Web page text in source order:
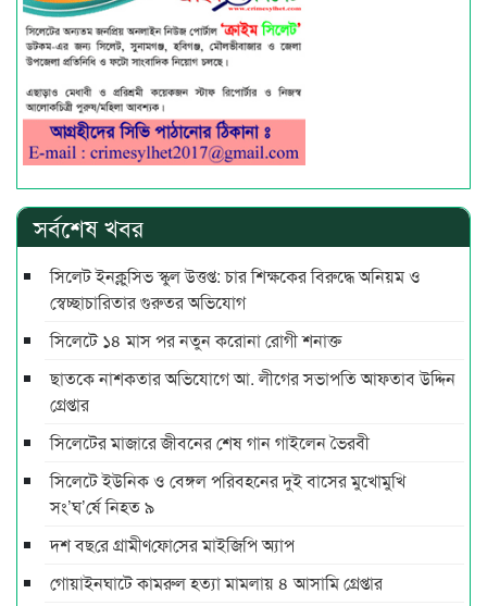
সর্বশেষ খবর
সিলেট ইনক্লুসিভ স্কুল উত্তপ্ত: চার শিক্ষকের বিরুদ্ধে অনিয়ম ও
স্বেচ্ছাচারিতার গুরুতর অভিযোগ
সিলেটে ১৪ মাস পর নতুন করোনা রোগী শনাক্ত
ছাতকে নাশকতার অভিযোগে আ. লীগের সভাপ‌তি আফতাব উদ্দিন
গ্রেপ্তার
সিলেটের মাজারে জীবনের শেষ গান গাইলেন ভৈরবী
সিলেটে ইউনিক ও বেঙ্গল পরিবহনের দুই বাসের মুখোমুখি
সং’ঘ’র্ষে নিহত ৯
দশ বছ‌রে গ্রামীণ‌ফো‌সের মাইজিপি অ্যাপ
গোয়াইনঘাটে কামরুল হত্যা মামলায় ৪ আসামি গ্রেপ্তার